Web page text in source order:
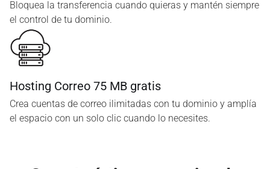
Bloquea la transferencia cuando quieras y mantén siempre
el control de tu dominio.
Hosting Correo 75 MB gratis
Crea cuentas de correo ilimitadas con tu dominio y amplía
el espacio con un solo clic cuando lo necesites.